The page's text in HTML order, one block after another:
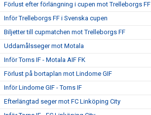
Förlust efter förlängning i cupen mot Trelleborgs FF
Inför Trelleborgs FF i Svenska cupen
Biljetter till cupmatchen mot Trelleborgs FF
Uddamålsseger mot Motala
Inför Torns IF - Motala AIF FK
Förlust på bortaplan mot Lindome GIF
Inför Lindome GIF - Torns IF
Efterlängtad seger mot FC Linköping City